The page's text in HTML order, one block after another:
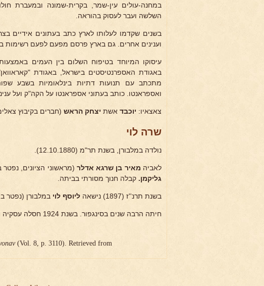
במחנה-עולים עין-שמר, בקרית-שמונה ובמעברת
השלשה ועבר לעסוק בהוראה.
בשנים שקדמו לעלותו לארץ כתב בעתונים אידיים
וענינים אחרים. גם בארץ פרסם מפעם לפעם רשימות
עיסוקו המיוחד בטיפוח השלום בין העמים
באגודת האספרנטיסטים בישראל, באגודת
מתכתב עם תנועות דתיות בינלאומיות בשבע
ואספראנטו. כותב בעתוני אספראנטו על הקה"ק ועל
צאצאיו: יוכבד אשת יצחק הראש (חברים בקיבוץ
שרה לוי
נולדה במלבורן, בשנת תר"מ (12.10.1880).
לאביה מאיר בן שרגא אדלר (מראשוני הציונים, נפטר בתל-
גליקמן. קבלה חנוך מסורתי בביתה.
בשנת תרנ''ז (1897) נישאה ליוסף לוי במלבורן (נפטר
חיתה הרבה שנים בסינגפור. בשנת 1924 חסלה עסקיה ועלתה בשנת 1925 לארץ.
(Vol. 8, p. 3110). Retrieved from